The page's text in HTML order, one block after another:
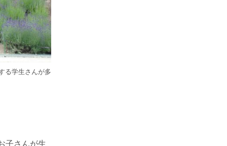
る学生さんが多
子さんが生